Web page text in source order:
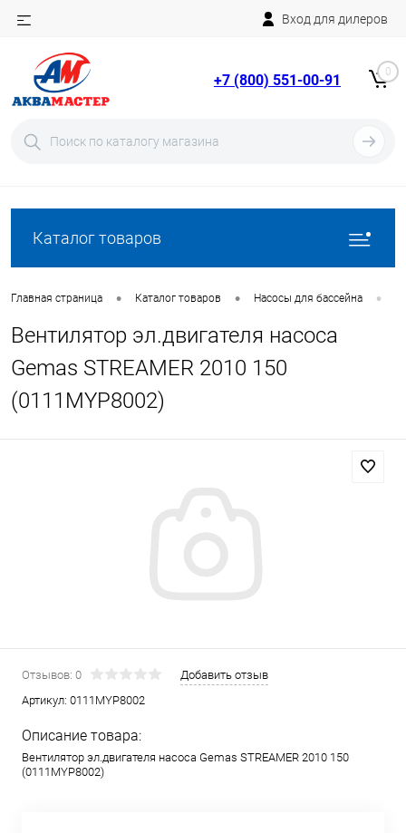
Вход для дилеров
+7 (800) 551-00-91 0
Каталог товаров
Главная страница • Каталог товаров • Насосы для бассейна •
Вентилятор эл.двигателя насоса
Gemas STREAMER 2010 150
(0111MYP8002)
Отзывов: 0
Добавить отзыв
Артикул: 0111MYP8002
Описание товара:
Вентилятор эл.двигателя насоса Gemas STREAMER 2010 150
(0111MYP8002)